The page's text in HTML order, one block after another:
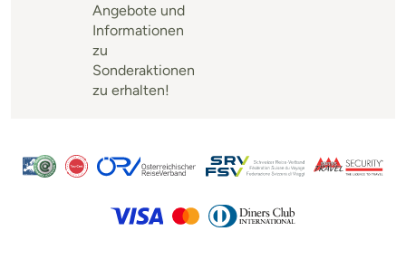
Angebote und
Informationen
zu
Sonderaktionen
zu erhalten!